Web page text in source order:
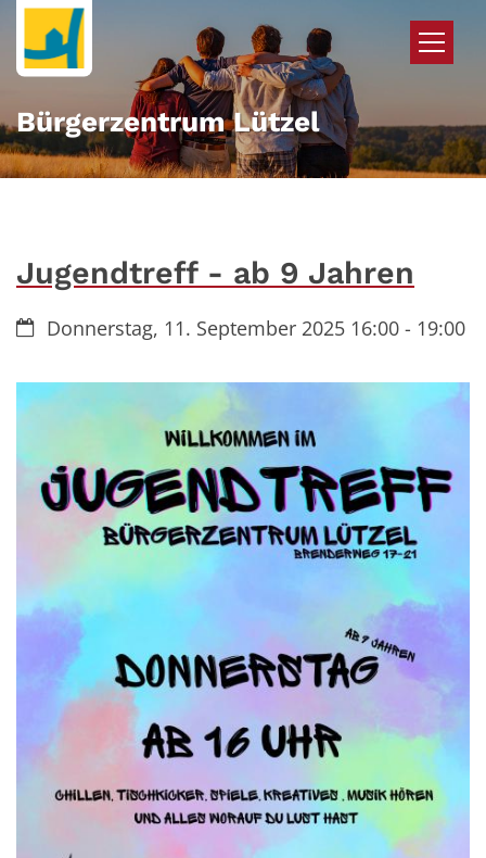
Zum Inhalt springen
Bürgerzentrum Lützel
Jugendtreff - ab 9 Jahren
Datum:Donnerstag, 11. September 2025 16:00 - 19:00